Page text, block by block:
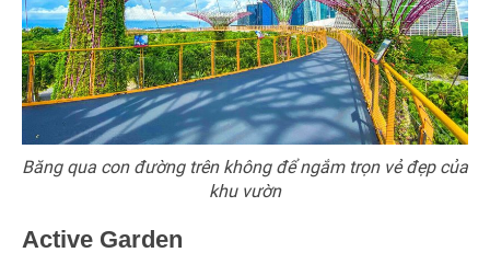
Băng qua con đường trên không để ngắm trọn vẻ đẹp của
khu vườn
Active Garden